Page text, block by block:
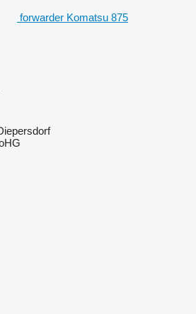
forwarder Komatsu 875